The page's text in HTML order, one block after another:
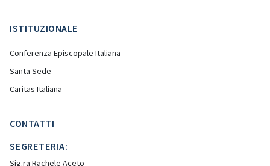
ISTITUZIONALE
Conferenza Episcopale Italiana
Santa Sede
Caritas Italiana
CONTATTI
SEGRETERIA:
Sig.ra Rachele Aceto